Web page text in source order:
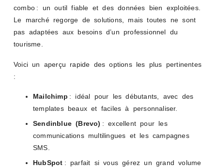
combo : un outil fiable et des données bien exploitées.
Le marché regorge de solutions, mais toutes ne sont
pas adaptées aux besoins d’un professionnel du
tourisme.
Voici un aperçu rapide des options les plus pertinentes
:
Mailchimp : idéal pour les débutants, avec des
templates beaux et faciles à personnaliser.
Sendinblue (Brevo) : excellent pour les
communications multilingues et les campagnes
SMS.
HubSpot : parfait si vous gérez un grand volume